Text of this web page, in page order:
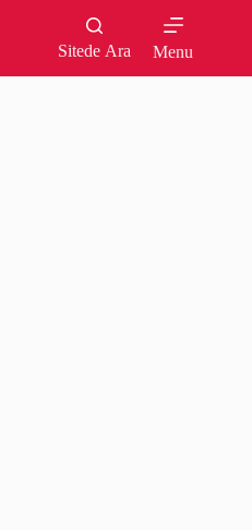
Sitede Ara Menu